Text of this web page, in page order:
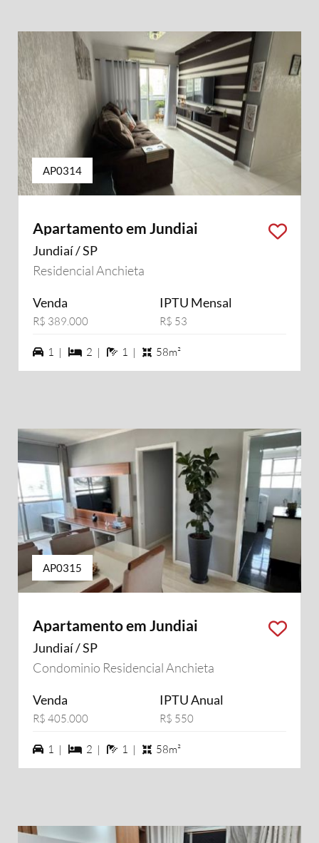
AP0314
Apartamento em Jundiai
Jundiaí / SP
Residencial Anchieta
Venda
R$ 389.000
IPTU Mensal
R$ 53
1 vagas na garagem
1 | 2 dormiórios
2 | 1 banheiros
1 | 58m²
AP0315
Apartamento em Jundiai
Jundiaí / SP
Condominio Residencial Anchieta
Venda
R$ 405.000
IPTU Anual
R$ 550
1 vagas na garagem
1 | 2 dormiórios
2 | 1 banheiros
1 | 58m²